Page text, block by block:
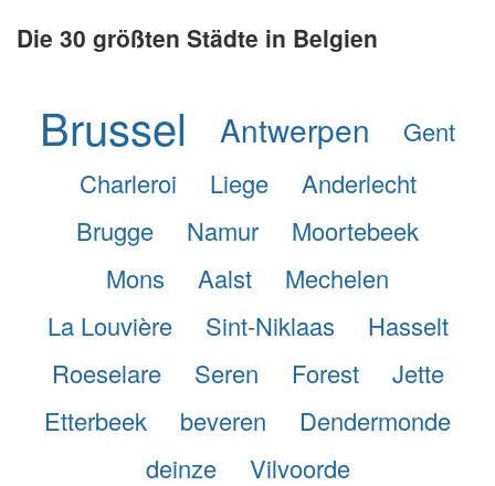
Die 30 größten Städte in Belgien
Brussel Antwerpen
Gent
Charleroi
Liege
Anderlecht
Brugge
Namur
Moortebeek
Mons
Aalst
Mechelen
La Louvière
Sint-Niklaas
Hasselt
Roeselare
Seren Forest
Jette
Etterbeek
beveren
Dendermonde
deinze
Vilvoorde